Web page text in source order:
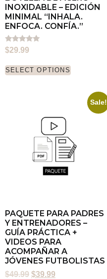
INOXIDABLE – EDICIÓN
MINIMAL “INHALA.
ENFOCA. CONFÍA.”
Rated
5.00
$29.99
SELECT OPTIONS
Sale!
PAQUETE PARA PADRES
Y ENTRENADORES –
GUÍA PRÁCTICA +
VIDEOS PARA
ACOMPAÑAR A
JÓVENES FUTBOLISTAS
$49.99 $39.99